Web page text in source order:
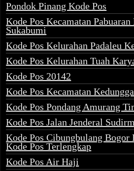
Pondok Pinang Kode Pos
Kode Pos Kecamatan Pabuaran
Sukabumi
Kode Pos Kelurahan Padaleu
Kode Pos Kelurahan Tuah
Kode Pos 20142
Kode Pos Kecamatan
Kode Pos Pondang Amurang
Kode Pos Jalan Jenderal
Kode Pos Cibungbulang
Kode Pos Terlengkap
Kode Pos Air Haji